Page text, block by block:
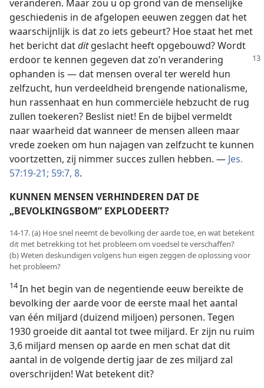
veranderen. Maar zou u op grond van de menselijke
geschiedenis in de afgelopen eeuwen zeggen dat het
waarschijnlijk is dat zo iets gebeurt? Hoe staat het met
het bericht datditgeslacht heeft opgebouwd? Wordt
erdoor te kennen gegeven dat zo’n verandering
ophanden is — dat mensen overal ter wereld hun
zelfzucht, hun verdeeldheid brengende nationalisme,
hun rassenhaat en hun commerciële hebzucht de rug
zullen toekeren? Beslist niet! En de bijbel vermeldt
naar waarheid dat wanneer de mensen alleen maar
vrede zoeken om hun najagen van zelfzucht te kunnen
voortzetten, zij nimmer succes zullen hebben. — Jes.
57:19-21; 59:7, 8.
KUNNEN MENSEN VERHINDEREN DAT DE
„BEVOLKINGSBOM” EXPLODEERT?
14-17. (a) Hoe snel neemt de bevolking der aarde toe, en wat betekent
dit met betrekking tot het probleem om voedsel te verschaffen?
(b) Weten deskundigen volgens hun eigen zeggen de oplossing voor
het probleem?
14In het begin van de negentiende eeuw bereikte de
bevolking der aarde voor de eerste maal het aantal
van één miljard (duizend miljoen) personen. Tegen
1930 groeide dit aantal tot twee miljard. Er zijn nu ruim
3,6 miljard mensen op aarde en men schat dat dit
aantal in de volgende dertig jaar de zes miljard zal
overschrijden! Wat betekent dit?